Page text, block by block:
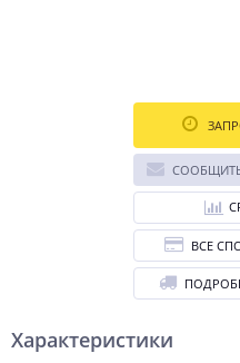
Характеристики
ВСЕ